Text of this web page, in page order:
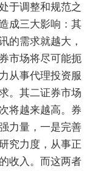
于调整和规范之
成三大影响：其
的需求就越大，
市场将尽可能扼
从事代理投资服
。其二证券市场
将越来越高。券
力量，一是完善
究力度，从事正
收入。而这两者